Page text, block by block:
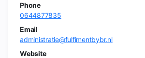
Phone
0644877835
Email
administratie@fulfimentbybr.nl
Website